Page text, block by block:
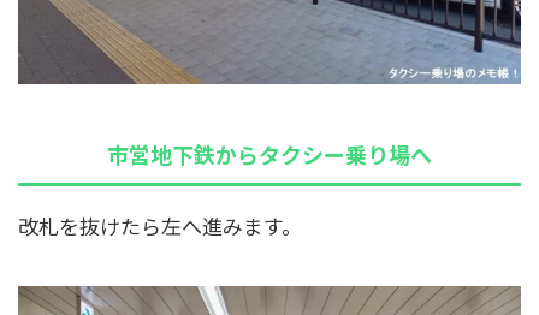
市営地下鉄からタクシー乗り場へ
改札を抜けたら左へ進みます。